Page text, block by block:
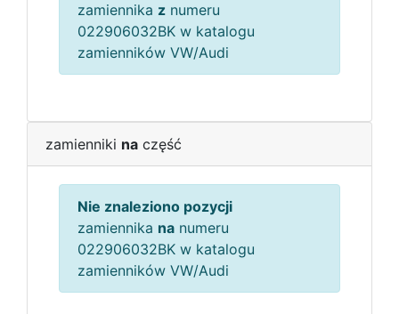
zamiennika z numeru
022906032BK w katalogu
zamienników VW/Audi
zamienniki na część
Nie znaleziono pozycji
zamiennika na numeru
022906032BK w katalogu
zamienników VW/Audi